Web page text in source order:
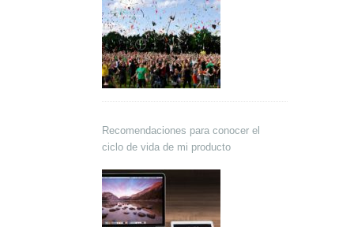
Recomendaciones para conocer el
ciclo de vida de mi producto